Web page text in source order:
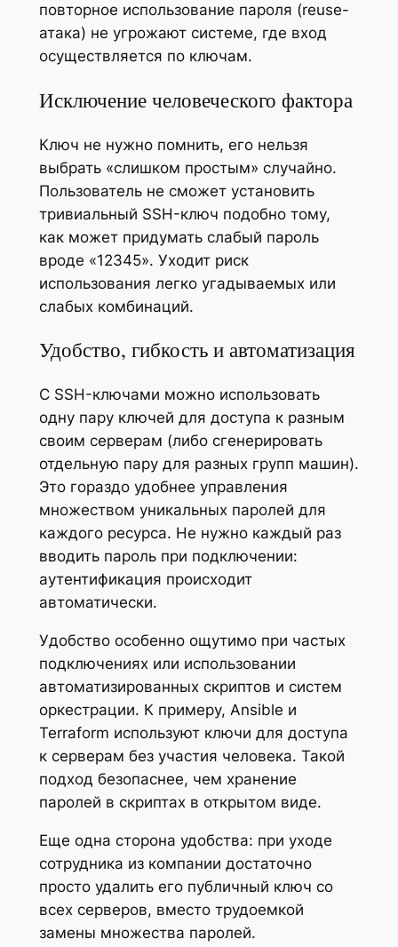
повторное использование пароля (reuse-
атака) не угрожают системе, где вход
осуществляется по ключам.
Исключение человеческого фактора
Ключ не нужно помнить, его нельзя
выбрать «слишком простым» случайно.
Пользователь не сможет установить
тривиальный SSH-ключ подобно тому,
как может придумать слабый пароль
вроде «12345». Уходит риск
использования легко угадываемых или
слабых комбинаций.
Удобство, гибкость и автоматизация
С SSH-ключами можно использовать
одну пару ключей для доступа к разным
своим серверам (либо сгенерировать
отдельную пару для разных групп машин).
Это гораздо удобнее управления
множеством уникальных паролей для
каждого ресурса. Не нужно каждый раз
вводить пароль при подключении:
аутентификация происходит
автоматически.
Удобство особенно ощутимо при частых
подключениях или использовании
автоматизированных скриптов и систем
оркестрации. К примеру, Ansible и
Terraform используют ключи для доступа
к серверам без участия человека. Такой
подход безопаснее, чем хранение
паролей в скриптах в открытом виде.
Еще одна сторона удобства: при уходе
сотрудника из компании достаточно
просто удалить его публичный ключ со
всех серверов, вместо трудоемкой
замены множества паролей.